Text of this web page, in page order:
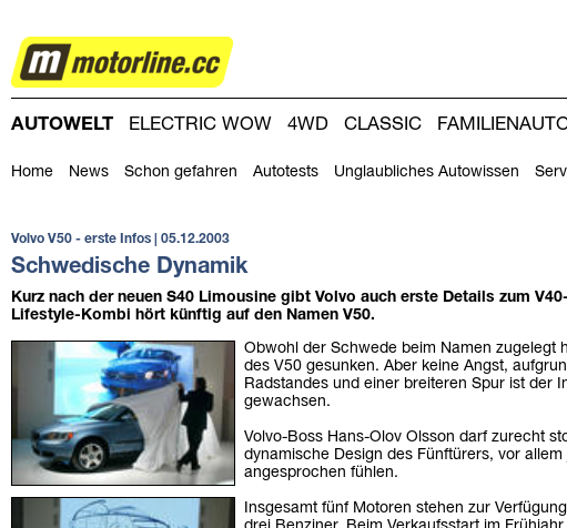
AUTOWELT
AUTOWELT
Home News Schon gefahren Autotests Unglaubliches Autowissen
ELECTRIC WOW 4WD CLASSIC
Volvo V50 - erste Infos | 05.12.2003
Schwedische Dynamik
Kurz nach der neuen S40 Limousine gibt Volvo auch erste Details zum
Lifestyle-Kombi hört künftig auf den Namen V50.
Obwohl der Schwede beim Namen zugelegt
des V50 gesunken. Aber keine Angst,
Radstandes und einer breiteren Spur ist der
gewachsen.
Volvo-Boss Hans-Olov Olsson darf zurecht
dynamische Design des Fünftürers, vor
angesprochen fühlen.
Insgesamt fünf Motoren stehen zur